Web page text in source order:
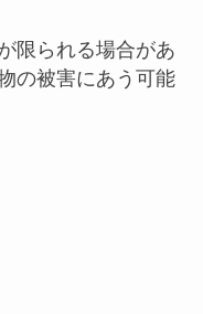
限られる場合があ
の被害にあう可能